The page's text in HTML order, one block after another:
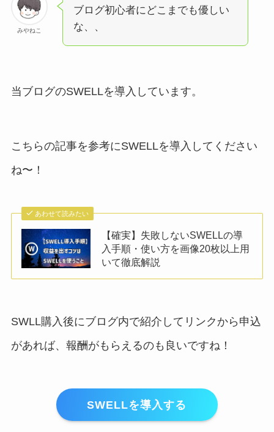
みやねこ
ブログ初心者にどこまでも優しい
な、、
当ブログのSWELLを導入しています。
こちらの記事を参考にSWELLを導入してください
ね〜！
あわせて読みたい
【確実】失敗しないSWELLの導
入手順・使い方を画像20枚以上用
いて徹底解説
SWLL購入後にブログ内で紹介してリンクから申込
があれば、報酬がもらえるのも良いですね！
SWELLを導入する